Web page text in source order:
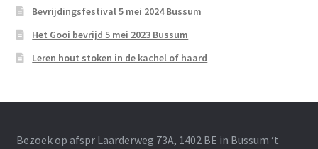
Bevrijdingsfestival 5 mei 2024 Bussum
Het Gooi bevrijd 5 mei 2023 Bussum
Leren hout stoken in de kachel of haard
Bezoek op afspr Laarderweg 73A, 1402 BE in Bussum ‘t